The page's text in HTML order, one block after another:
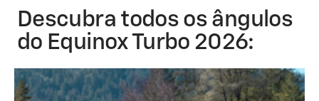
Descubra todos os ângulos
do Equinox Turbo 2026: